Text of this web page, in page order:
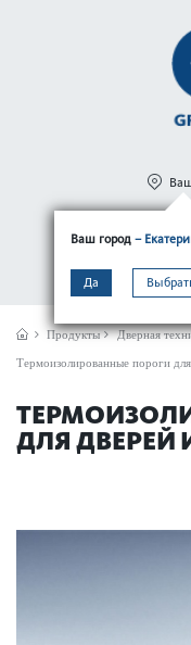
Ваш город –
Да
МЕНЮ
Продукты Дверная
Термоизолированные пороги для
ДЛЯ ДВЕРЕЙ